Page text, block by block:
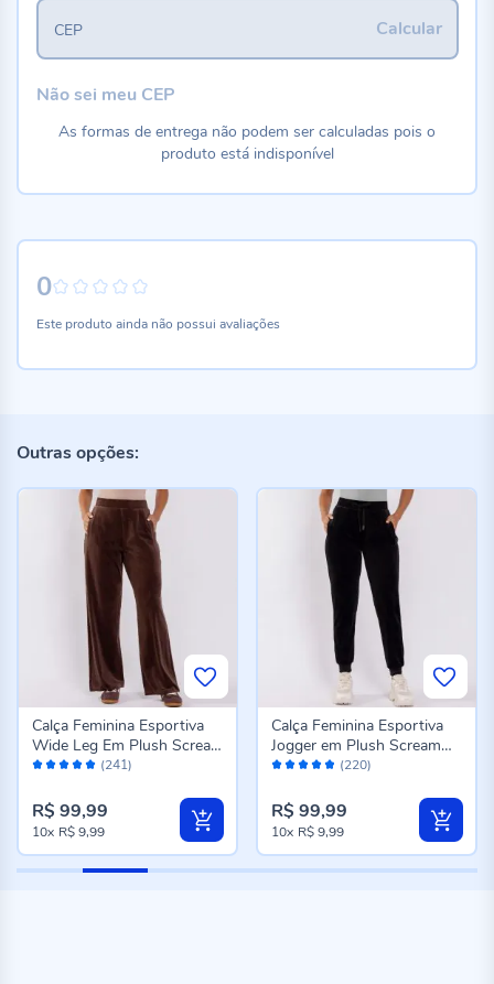
0
Este produto ainda não possui avaliações
Calcular
CEP
Não sei meu CEP
As formas de entrega não podem ser calculadas pois o
produto está indisponível
Outras opções:
Avaliação: (241)
Calça Feminina Esportiva
Wide Leg Em Plush Scream
Marrom
R$ 99,99
10x R$ 9,99
Avaliação: (220)
Calça Feminina Esportiva
Jogger em Plush Scream
Preto
R$ 99,99
10x R$ 9,99